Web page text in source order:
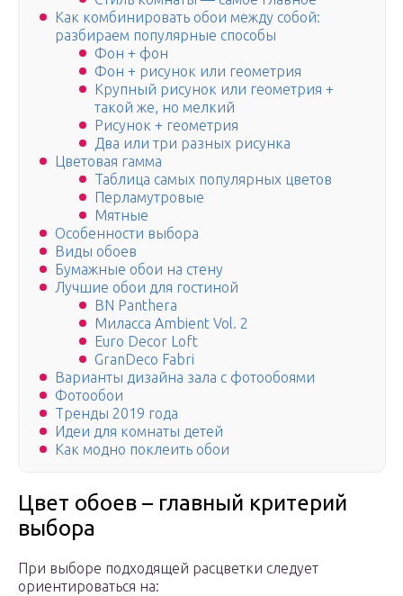
Как комбинировать обои между собой:
разбираем популярные способы
Фон + фон
Фон + рисунок или геометрия
Крупный рисунок или геометрия +
такой же, но мелкий
Рисунок + геометрия
Два или три разных рисунка
Цветовая гамма
Таблица самых популярных цветов
Перламутровые
Мятные
Особенности выбора
Виды обоев
Бумажные обои на стену
Лучшие обои для гостиной
BN Panthera
Миласса Ambient Vol. 2
Euro Decor Loft
GranDeco Fabri
Варианты дизайна зала с фотообоями
Фотообои
Тренды 2019 года
Идеи для комнаты детей
Как модно поклеить обои
Цвет обоев – главный критерий
выбора
При выборе подходящей расцветки следует
ориентироваться на: